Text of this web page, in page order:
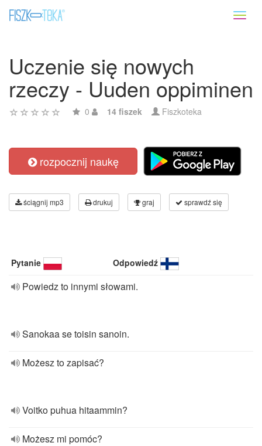
Uczenie się nowych
rzeczy - Uuden oppiminen
0 14 fiszek Fiszkoteka
rozpocznij naukę
ściągnij mp3 drukuj graj sprawdź się
Pytanie Odpowiedź
Powiedz to innymi słowami.
Sanokaa se toisin sanoin.
Możesz to zapisać?
Voitko puhua hitaammin?
Możesz mi pomóc?